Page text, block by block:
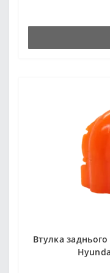
Втулка заднього